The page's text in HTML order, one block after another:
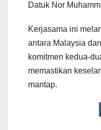
Datuk Nor
Kerjasama ini
antara Malaysia
komitmen kedua-
memastikan
mantap.